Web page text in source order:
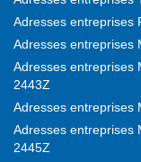
Adresses entreprises
Adresses entreprises
Adresses entreprises
2443Z
Adresses entreprises
Adresses entreprises
2445Z